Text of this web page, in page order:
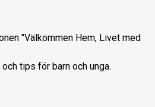
"Välkommen Hem, Livet med
tips för barn och unga.